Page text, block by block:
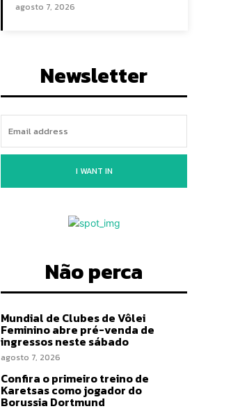
agosto 7, 2026
Newsletter
I WANT IN
Não perca
Mundial de Clubes de Vôlei
Feminino abre pré-venda de
ingressos neste sábado
agosto 7, 2026
Confira o primeiro treino de
Karetsas como jogador do
Borussia Dortmund